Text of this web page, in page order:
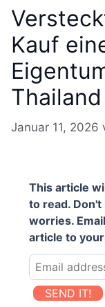
Kauf
Thailand
Januar 11, 2026
This article
to read.
worries.
article to
SEND IT!